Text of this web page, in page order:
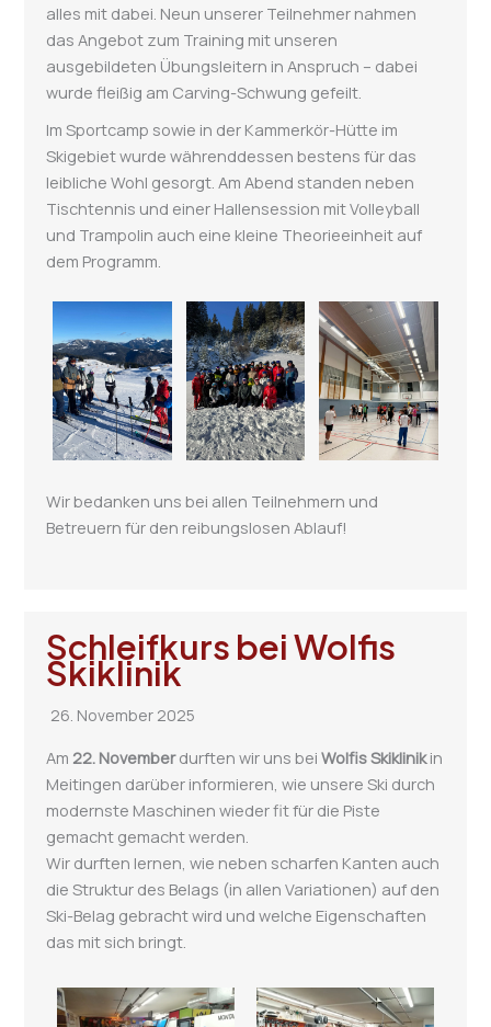
alles mit dabei. Neun unserer Teilnehmer nahmen
das Angebot zum Training mit unseren
ausgebildeten Übungsleitern in Anspruch – dabei
wurde fleißig am Carving-Schwung gefeilt.
Im Sportcamp sowie in der Kammerkör-Hütte im
Skigebiet wurde währenddessen bestens für das
leibliche Wohl gesorgt. Am Abend standen neben
Tischtennis und einer Hallensession mit Volleyball
und Trampolin auch eine kleine Theorieeinheit auf
dem Programm.
Wir bedanken uns bei allen Teilnehmern und
Betreuern für den reibungslosen Ablauf!
Schleifkurs bei Wolfis
Skiklinik
26. November 2025
Am 22. Novemberdurften wir uns bei Wolfis Skiklinikin
Meitingen darüber informieren, wie unsere Ski durch
modernste Maschinen wieder fit für die Piste
gemacht gemacht werden.
Wir durften lernen, wie neben scharfen Kanten auch
die Struktur des Belags (in allen Variationen) auf den
Ski-Belag gebracht wird und welche Eigenschaften
das mit sich bringt.